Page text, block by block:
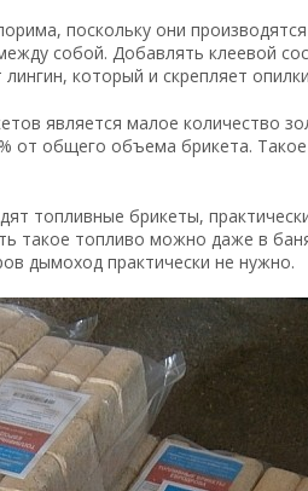
поскольку они
собой. Добавлять клеевой
который и скрепляет
является малое количество
от общего объема брикета.
топливные брикеты,
такое топливо можно даже в
дымоход практически не нужно.